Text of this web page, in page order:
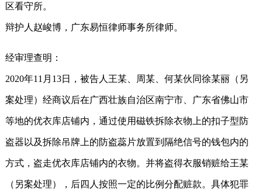
区看守所。
辩护人赵峻博，广东易恒律师事务所律师。
经审理查明：
2020年11月13日，被告人王某、周某、何某伙同徐某丽（另
案处理）经商议后在广西壮族自治区南宁市、广东省佛山市
等地的优衣库店铺内，通过使用磁铁拆除衣物上的扣子型防
盗器以及拆除吊牌上的防盗蕊片放置到隔绝信号的钱包内的
方式，盗走优衣库店铺内的衣物。并将盗得衣服销赃给王某
（另案处理），后四人按照一定的比例分配赃款。具体犯罪